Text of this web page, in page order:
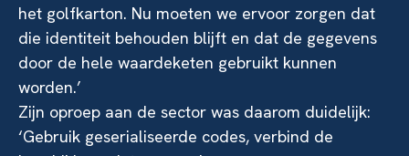
het golfkarton. Nu moeten we ervoor zorgen dat
die identiteit behouden blijft en dat de gegevens
door de hele waardeketen gebruikt kunnen
worden.’
Zijn oproep aan de sector was daarom duidelijk:
‘Gebruik geserialiseerde codes, verbind de